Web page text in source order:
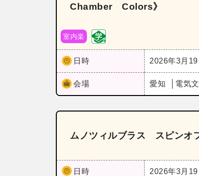
Chamber Colors》
室内楽
日時 2026年3月19
会場 愛知 電気
ムノツィルブラス スピンオ
日時 2026年3月19